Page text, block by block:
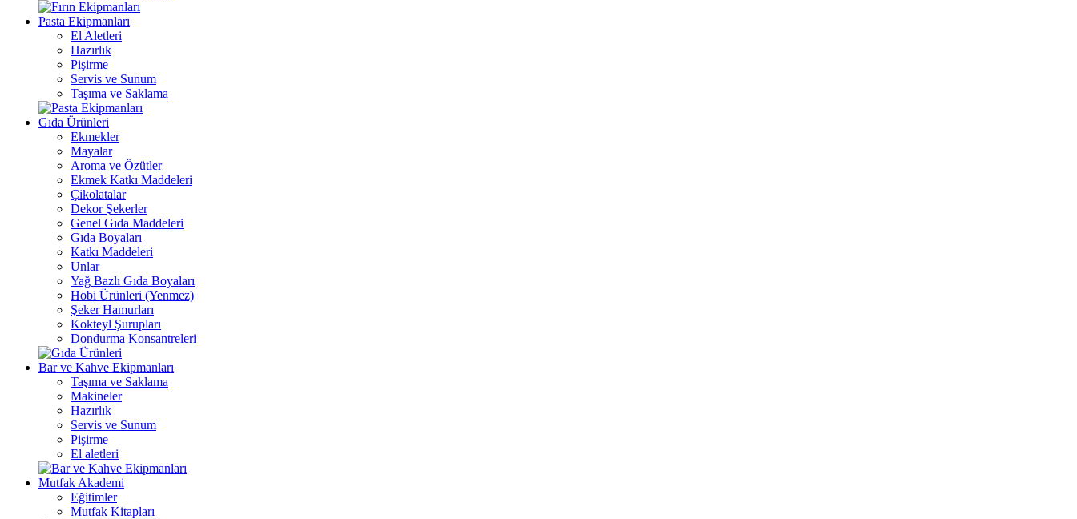
Pasta Ekipmanları
El Aletleri
Hazırlık
Pişirme
Servis ve Sunum
Taşıma ve Saklama
Gıda Ürünleri
Ekmekler
Mayalar
Aroma ve Özütler
Ekmek Katkı Maddeleri
Çikolatalar
Dekor Şekerler
Genel Gıda Maddeleri
Gıda Boyaları
Katkı Maddeleri
Unlar
Yağ Bazlı Gıda Boyaları
Hobi Ürünleri (Yenmez)
Şeker Hamurları
Kokteyl Şurupları
Dondurma Konsantreleri
Bar ve Kahve Ekipmanları
Taşıma ve Saklama
Makineler
Hazırlık
Servis ve Sunum
Pişirme
El aletleri
Mutfak Akademi
Eğitimler
Mutfak Kitapları